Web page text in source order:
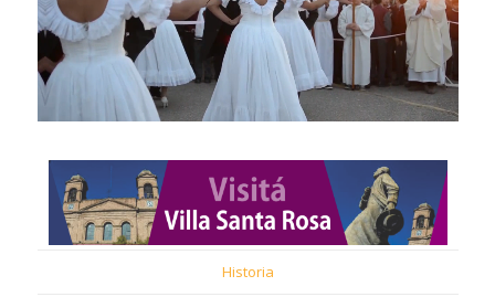
Historia